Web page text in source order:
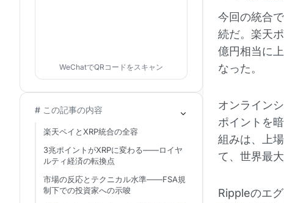
今回の統合
続だ。楽天
億円相当に
なった。
オンライン
ポイントを
組みは、上
て、世界最
Rippleのエ
WeChatでQRコードをスキャン
# この記事の内容
楽天ペイとXRP統合の全容
3兆ポイントがXRPに変わる——ロイヤ
ルティ経済の転換点
市場の反応とテクニカル水準——FSA規
制下での投資家への示唆